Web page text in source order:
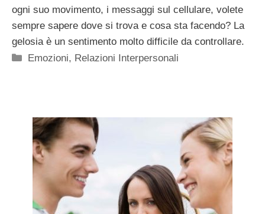
ogni suo movimento, i messaggi sul cellulare, volete
sempre sapere dove si trova e cosa sta facendo? La
gelosia è un sentimento molto difficile da controllare.
Categorie
Emozioni, Relazioni Interpersonali